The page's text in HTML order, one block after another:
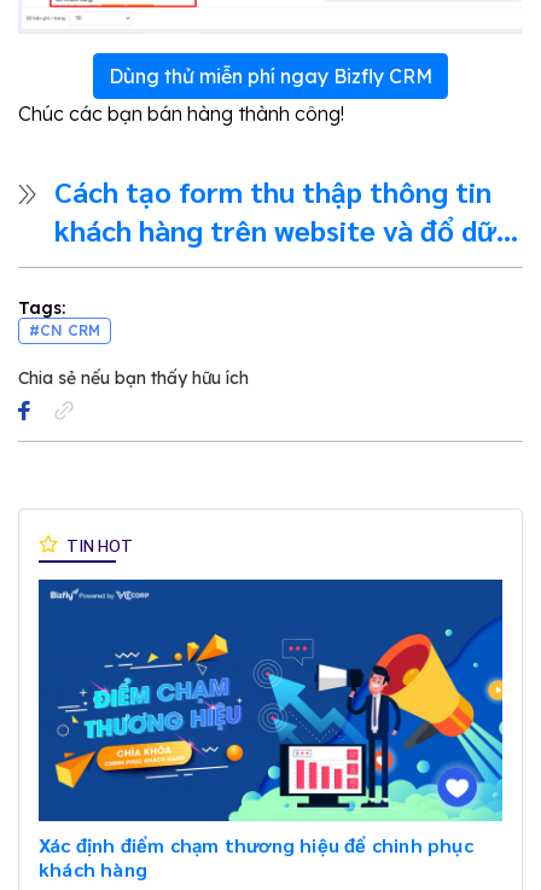
Dùng thử miễn phí ngay Bizfly CRM
Chúc các bạn bán hàng thành công!
Cách tạo form thu thập thông tin
khách hàng trên website và đổ dữ
liệu về CRM
Tags:
#CN CRM
Chia sẻ nếu bạn thấy hữu ích
TIN HOT
Xác định điểm chạm thương hiệu để chinh phục
khách hàng